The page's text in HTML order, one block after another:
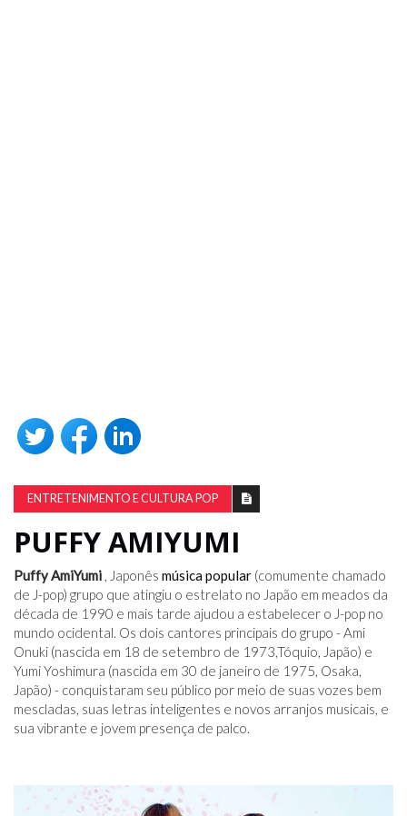
ENTRETENIMENTO E CULTURA POP
PUFFY AMIYUMI
Puffy AmiYumi , Japonês música popular (comumente chamado
de J-pop) grupo que atingiu o estrelato no Japão em meados da
década de 1990 e mais tarde ajudou a estabelecer o J-pop no
mundo ocidental. Os dois cantores principais do grupo - Ami
Onuki (nascida em 18 de setembro de 1973,Tóquio, Japão) e
Yumi Yoshimura (nascida em 30 de janeiro de 1975, Osaka,
Japão) - conquistaram seu público por meio de suas vozes bem
mescladas, suas letras inteligentes e novos arranjos musicais, e
sua vibrante e jovem presença de palco.